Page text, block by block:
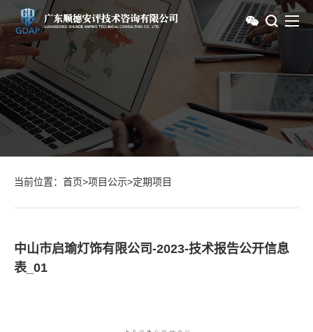
当前位置： 首页>项目公示>定期项目
中山市启瑜灯饰有限公司-2023-技术报告公开信息
表_01